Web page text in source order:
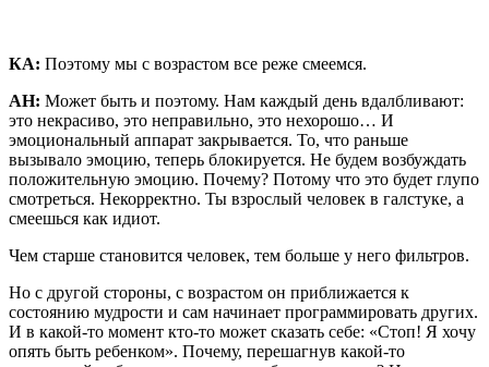
КА: Поэтому мы с возрастом все реже смеемся.
АН: Может быть и поэтому. Нам каждый день вдалбливают:
это некрасиво, это неправильно, это нехорошо… И
эмоциональный аппарат закрывается. То, что раньше
вызывало эмоцию, теперь блокируется. Не будем возбуждать
положительную эмоцию. Почему? Потому что это будет глупо
смотреться. Некорректно. Ты взрослый человек в галстуке, а
смеешься как идиот.
Чем старше становится человек, тем больше у него фильтров.
Но с другой стороны, с возрастом он приближается к
состоянию мудрости и сам начинает программировать других.
И в какой-то момент кто-то может сказать себе: «Стоп! Я хочу
опять быть ребенком». Почему, перешагнув какой-то